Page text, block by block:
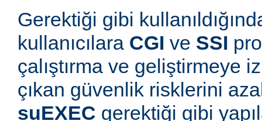
Gerektiği gibi
kullanıcılara CGI ve SSI
çalıştırma ve geliştirmeye
çıkan güvenlik risklerini
suEXEC gerektiği gibi